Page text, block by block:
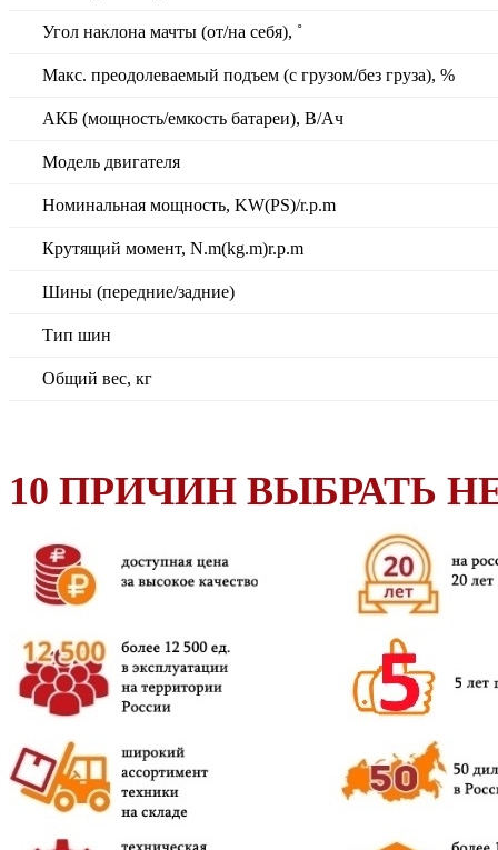
Угол наклона мачты (от/на себя), ˚
Макс. преодолеваемый подъем (с грузом/без груза), %
АКБ (мощность/емкость батареи), В/Ач
Модель двигателя
Номинальная мощность, KW(PS)/r.p.m
Крутящий момент, N.m(kg.m)r.p.m
Шины (передние/задние)
Тип шин
Общий вес, кг
10 ПРИЧИН ВЫБРАТЬ